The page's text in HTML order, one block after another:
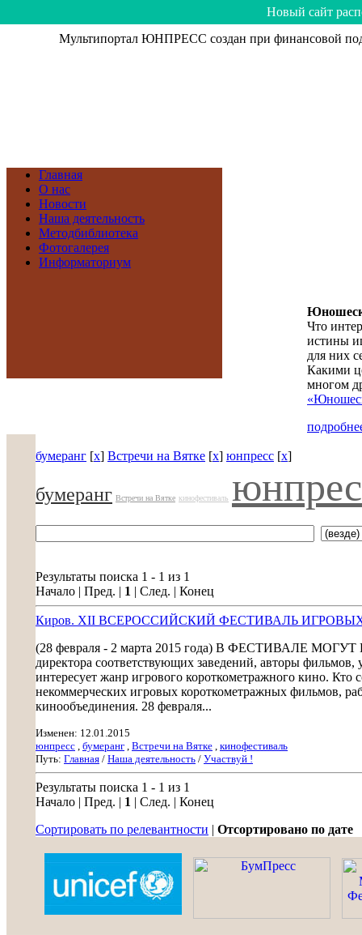
Hoвый caйт
Мультипортал ЮНПРЕСС создан при финансовой
Главная
О нас
Новости
Наша деятельность
Методбиблиотека
Фотогалерея
Информаториум
Что
истины
для них
Какими
многом
бумеранг [x] Встречи на Вятке [x] юнпресс [x]
бумеранг Встречи на Вятке кинофестиваль
Результаты поиска 1 - 1 из 1
Начало | Пред. | 1 | След. | Конец
Киров. XII ВСЕРОССИЙСКИЙ ФЕСТИВАЛЬ
(28 февраля - 2 марта 2015 года) В ФЕСТИВАЛЕ
директора соответствующих заведений, авторы
интересует жанр игрового короткометражного кино. Кто
некоммерческих игровых короткометражных фильмов,
кинообъединения. 28 февраля...
Изменен: 12.01.2015
юнпресс , бумеранг , Встречи на Вятке , кинофестиваль
Путь: Главная / Наша деятельность / Участвуй !
Результаты поиска 1 - 1 из 1
Начало | Пред. | 1 | След. | Конец
Сортировать по релевантности | Отсортировано по дате